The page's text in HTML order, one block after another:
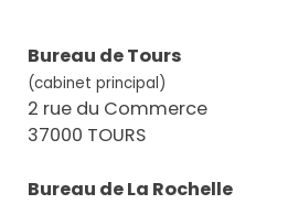
Bureau de Tours
(cabinet principal)
2 rue du Commerce
37000 TOURS
Bureau de La Rochelle